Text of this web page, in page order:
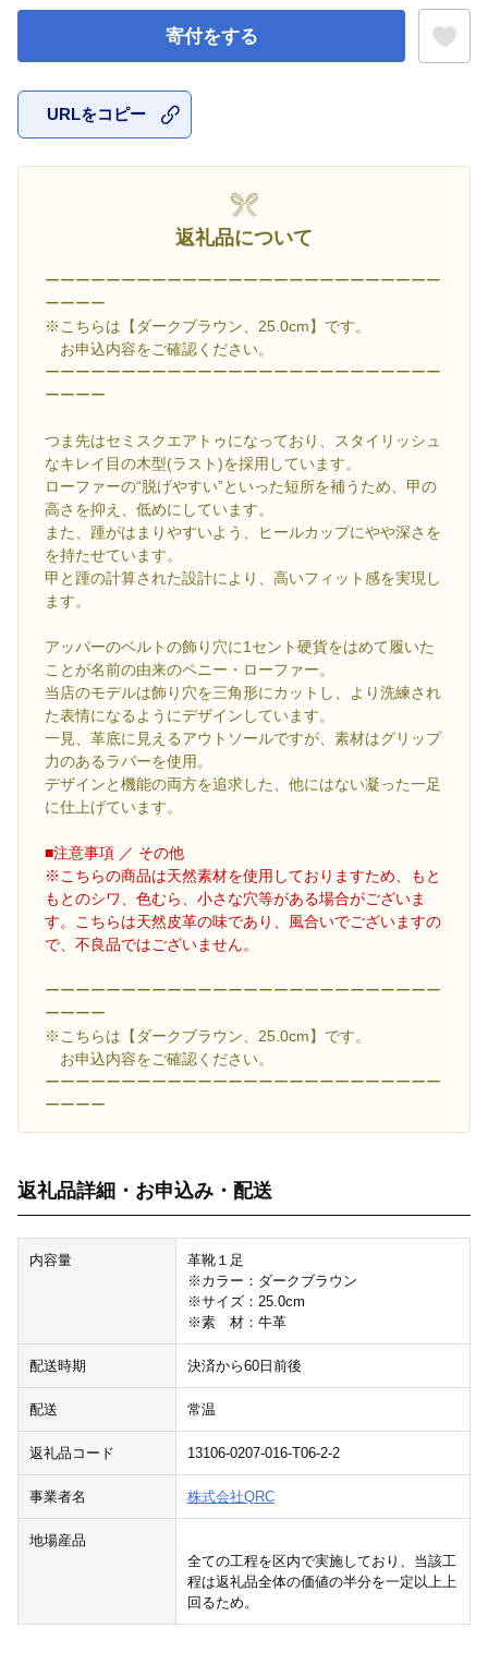
寄付をする
URLをコピー
返礼品について
ーーーーーーーーーーーーーーーーーーーーーーーーーー
ーーーー
※こちらは【ダークブラウン、25.0cm】です。
お申込内容をご確認ください。
ーーーーーーーーーーーーーーーーーーーーーーーーーー
ーーーー
つま先はセミスクエアトゥになっており、スタイリッシュ
なキレイ目の木型(ラスト)を採用しています。
ローファーの“脱げやすい”といった短所を補うため、甲の
高さを抑え、低めにしています。
また、踵がはまりやすいよう、ヒールカップにやや深さを
を持たせています。
甲と踵の計算された設計により、高いフィット感を実現し
ます。
アッパーのベルトの飾り穴に1セント硬貨をはめて履いた
ことが名前の由来のペニー・ローファー。
当店のモデルは飾り穴を三角形にカットし、より洗練され
た表情になるようにデザインしています。
一見、革底に見えるアウトソールですが、素材はグリップ
力のあるラバーを使用。
デザインと機能の両方を追求した、他にはない凝った一足
に仕上げています。
■注意事項 ／ その他
※こちらの商品は天然素材を使用しておりますため、もと
もとのシワ、色むら、小さな穴等がある場合がございま
す。こちらは天然皮革の味であり、風合いでございますの
で、不良品ではございません。
ーーーーーーーーーーーーーーーーーーーーーーーーーー
ーーーー
※こちらは【ダークブラウン、25.0cm】です。
お申込内容をご確認ください。
ーーーーーーーーーーーーーーーーーーーーーーーーーー
ーーーー
返礼品詳細・お申込み・配送
内容量
革靴１足
※カラー：ダークブラウン
※サイズ：25.0cm
※素 材：牛革
配送時期 決済から60日前後
配送 常温
返礼品コード 13106-0207-016-T06-2-2
事業者名 株式会社QRC
地場産品
全ての工程を区内で実施しており、当該工
程は返礼品全体の価値の半分を一定以上上
回るため。